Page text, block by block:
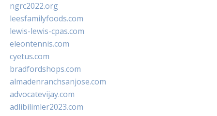
ngrc2022.org
leesfamilyfoods.com
lewis-lewis-cpas.com
eleontennis.com
cyetus.com
bradfordshops.com
almadenranchsanjose.com
advocatevijay.com
adlibilimler2023.com